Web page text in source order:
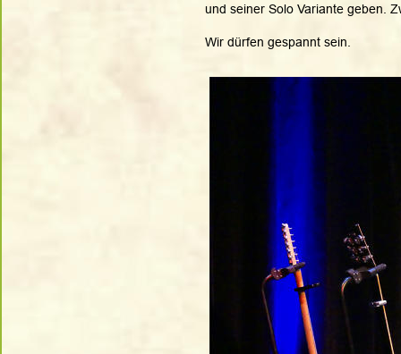
und seiner Solo Variante geben.
Wir dürfen gespannt sein.